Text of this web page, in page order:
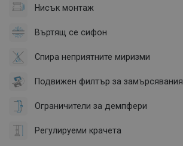
Нисък монтаж
Въртящ се сифон
Спира неприятните миризми
Подвижен филтър за замърсявания
Ограничители за демпфери
Регулируеми крачета